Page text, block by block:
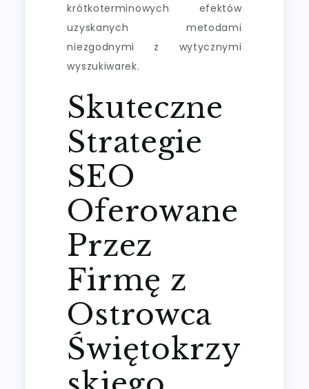
krótkoterminowych efektów
uzyskanych metodami
niezgodnymi z wytycznymi
wyszukiwarek.
Skuteczne
Strategie
SEO
Oferowane
Przez
Firmę z
Ostrowca
Świętokrzy